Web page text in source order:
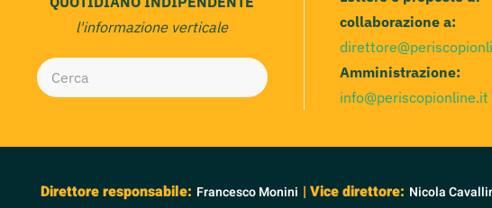
l'informazione verticale
collaborazione a:
Amministrazione:
info@periscopionline.it
Direttore responsabile: Francesco Monini | Vice direttore: Nicola